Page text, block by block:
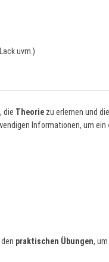
uvm.)
die Theorie zu erlernen und die
Informationen, um ein
praktischen Übungen,